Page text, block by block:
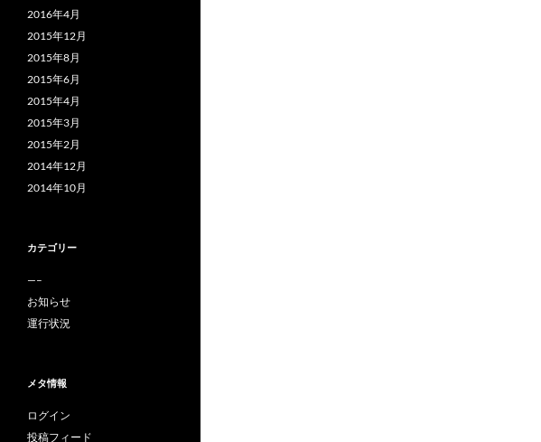
2016年4月
2015年12月
2015年8月
2015年6月
2015年4月
2015年3月
2015年2月
2014年12月
2014年10月
カテゴリー
—–
お知らせ
運行状況
メタ情報
ログイン
投稿フィード